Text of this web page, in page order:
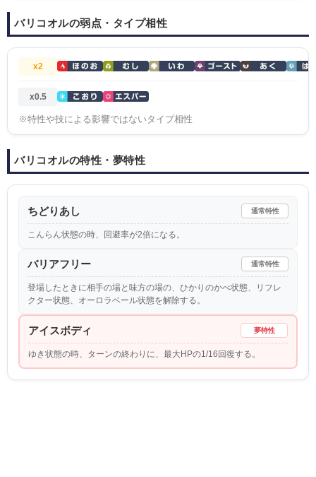
バリコオルの弱点・タイプ相性
x2
x0.5
※特性や技による影響ではないタイプ相性
バリコオルの特性・夢特性
ちどりあし 通常特性
こんらん状態の時、回避率が2倍になる。
バリアフリー 通常特性
登場したときに相手の場と味方の場の、ひかりのかべ状態、リフレ
クター状態、オーロラベール状態を解除する。
アイスボディ 夢特性
ゆき状態の時、ターンの終わりに、最大HPの1/16回復する。